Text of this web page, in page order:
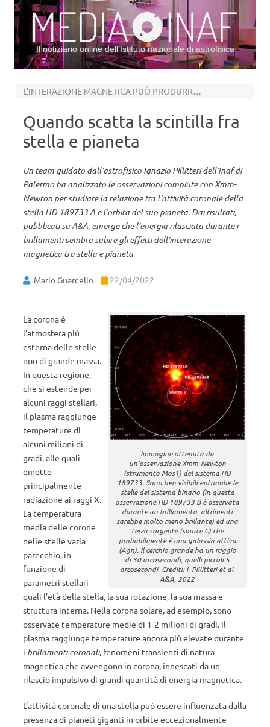
Il notiziario online dell’Istituto nazionale di astrofisica
L’INTERAZIONE MAGNETICA PUÒ PRODURRE BRILLAMENTI PIÙ ENERGETICI
Quando scatta la scintilla fra
stella e pianeta
Un team guidato dall’astrofisico Ignazio Pillitteri dell’Inaf di
Palermo ha analizzato le osservazioni compiute con Xmm-
Newton per studiare la relazione tra l’attività coronale della
stella HD 189733 A e l’orbita del suo pianeta. Dai risultati,
pubblicati su A&A, emerge che l’energia rilasciata durante i
brillamenti sembra subire gli effetti dell’interazione
magnetica tra stella e pianeta
Mario Guarcello 22/04/2022
Immagine ottenuta da
un’osservazione Xmm-Newton
(strumento Mos1) del sistema HD
189733. Sono ben visibili entrambe le
stelle del sistema binario (in questa
osservazione HD 189733 B è osservata
durante un brillamento, altrimenti
sarebbe molto meno brillante) ed una
terza sorgente (source C) che
probabilmente è una galassia attiva
(Agn). Il cerchio grande ha un raggio
di 30 arcosecondi, quelli piccoli 5
arcosecondi. Crediti: I. Pillitteri et al.
A&A, 2022
La corona è
l’atmosfera più
esterna delle stelle
non di grande massa.
In questa regione,
che si estende per
alcuni raggi stellari,
il plasma raggiunge
temperature di
alcuni milioni di
gradi, alle quali
emette
principalmente
radiazione ai raggi X.
La temperatura
media delle corone
nelle stelle varia
parecchio, in
funzione di
parametri stellari
quali l’età della stella, la sua rotazione, la sua massa e
struttura interna. Nella corona solare, ad esempio, sono
osservate temperature medie di 1-2 milioni di gradi. Il
plasma raggiunge temperature ancora più elevate durante
i brillamenti coronali, fenomeni transienti di natura
magnetica che avvengono in corona, innescati da un
rilascio impulsivo di grandi quantità di energia magnetica.
L’attività coronale di una stella può essere influenzata dalla
presenza di pianeti giganti in orbite eccezionalmente